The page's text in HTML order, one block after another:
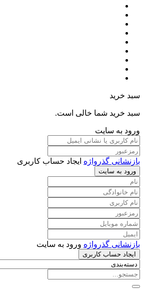
سبد خرید
سبد خرید شما خالی است.
ورود به سایت
بازنشانی گذرواژه ایجاد حساب کاربری
ورود به سایت
بازنشانی گذرواژه ورود به سایت
ایجاد حساب کاربری